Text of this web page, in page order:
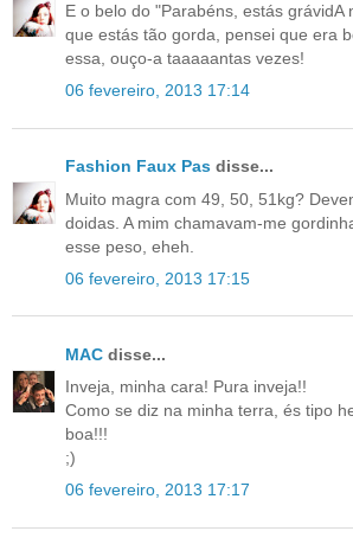
E o belo do "Parabéns, estás grávidA
que estás tão gorda, pensei que era
essa, ouço-a taaaaantas vezes!
06 fevereiro, 2013 17:14
Fashion Faux Pas disse...
Muito magra com 49, 50, 51kg?
doidas. A mim chamavam-me
esse peso, eheh.
06 fevereiro, 2013 17:15
MAC disse...
Inveja, minha cara! Pura inveja!!
Como se diz na minha terra, és tipo
boa!!!
;)
06 fevereiro, 2013 17:17